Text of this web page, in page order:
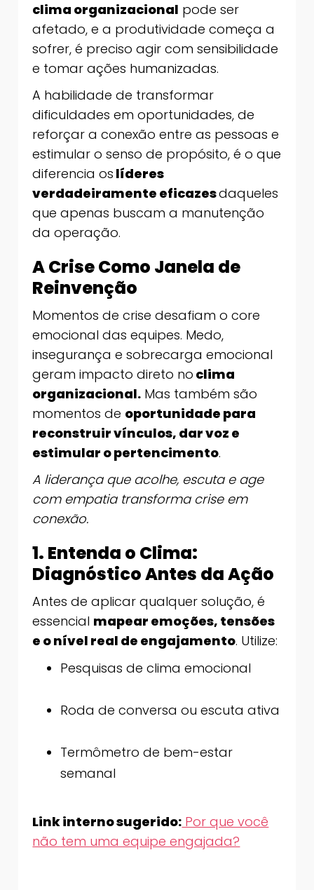
clima organizacional pode ser
afetado, e a produtividade começa a
sofrer, é preciso agir com sensibilidade
e tomar ações humanizadas.
A habilidade de transformar
dificuldades em oportunidades, de
reforçar a conexão entre as pessoas e
estimular o senso de propósito, é o que
diferencia os líderes
verdadeiramente eficazesdaqueles
que apenas buscam a manutenção
da operação.
A Crise Como Janela de
Reinvenção
Momentos de crise desafiam o core
emocional das equipes. Medo,
insegurança e sobrecarga emocional
geram impacto direto no clima
organizacional. Mas também são
momentos de oportunidade para
reconstruir vínculos, dar voz e
estimular o pertencimento.
A liderança que acolhe, escuta e age
com empatia transforma crise em
conexão.
1. Entenda o Clima:
Diagnóstico Antes da Ação
Antes de aplicar qualquer solução, é
essencial mapear emoções, tensões
e o nível real de engajamento. Utilize:
Pesquisas de clima emocional
Roda de conversa ou escuta ativa
Termômetro de bem-estar
semanal
Link interno sugerido: Por que você
não tem uma equipe engajada?